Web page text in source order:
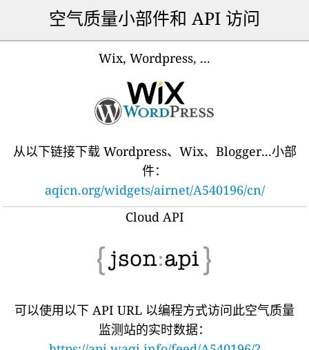
空气质量小部件和 API 访问
Wix, Wordpress, ...
从以下链接下载 Wordpress、Wix、Blogger...小部
件：
aqicn.org/widgets/airnet/A540196/cn/
Cloud API
可以使用以下 API URL 以编程方式访问此空气质量
监测站的实时数据：